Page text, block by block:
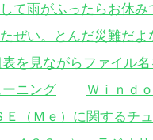
て雨がふったらお休み
ぜい。とんだ災難だよ
を見ながらファイル
ーニング
Ｗｉｎｄ
Ｅ（Ｍｅ）に関するチ